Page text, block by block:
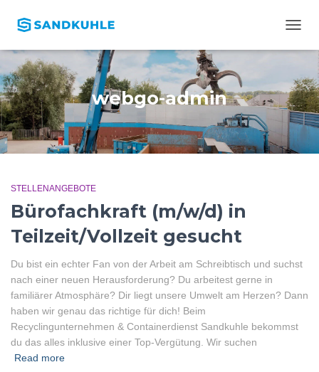
webgo-admin
STELLENANGEBOTE
Bürofachkraft (m/w/d) in
Teilzeit/Vollzeit gesucht
Du bist ein echter Fan von der Arbeit am Schreibtisch und suchst
nach einer neuen Herausforderung? Du arbeitest gerne in
familiärer Atmosphäre? Dir liegt unsere Umwelt am Herzen? Dann
haben wir genau das richtige für dich! Beim
Recyclingunternehmen & Containerdienst Sandkuhle bekommst
du das alles inklusive einer Top-Vergütung. Wir suchen
Read more